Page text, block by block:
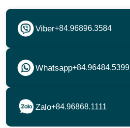
Viber+84.96896.3584
Whatsapp+84.96484.5399
Zalo+84.96868.1111